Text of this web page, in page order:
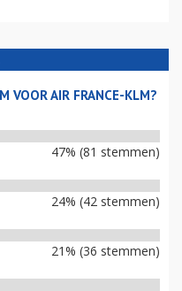
VOOR AIR FRANCE-KLM?
47% (81 stemmen)
24% (42 stemmen)
21% (36 stemmen)